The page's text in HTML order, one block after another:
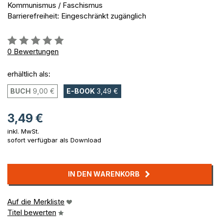
Kommunismus / Faschismus
Barrierefreiheit: Eingeschränkt zugänglich
Bewertung::
0%
0 Bewertungen
erhältlich als:
BUCH 9,00 € E-BOOK 3,49 €
3,49 €
inkl. MwSt.
sofort verfügbar als Download
IN DEN WARENKORB
Auf die Merkliste
Titel bewerten